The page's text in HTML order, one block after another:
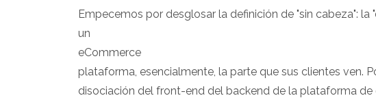
Empecemos por desglosar la definición de "sin cabeza": la
un
eCommerce
plataforma, esencialmente, la parte que sus clientes ven.
disociación del front-end del backend de la plataforma de